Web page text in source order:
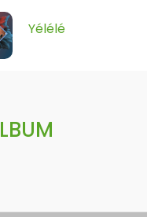
Yélélé